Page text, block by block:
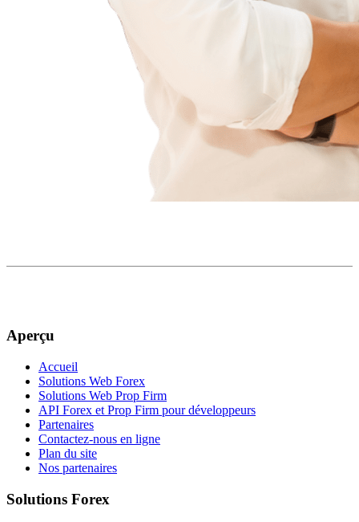
Aperçu
Accueil
Solutions Web Forex
Solutions Web Prop Firm
API Forex et Prop Firm pour développeurs
Partenaires
Contactez-nous en ligne
Plan du site
Nos partenaires
Solutions Forex